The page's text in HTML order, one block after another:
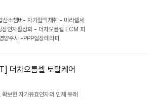
산소챔버- 자가혈액채취 - 미라셀세
인자활성화 - 더차오름셀 ECM 피
양주사 -PPP혈장테라피
더차오름셀 토탈케어
보한 자가유효인자와 인체 유래